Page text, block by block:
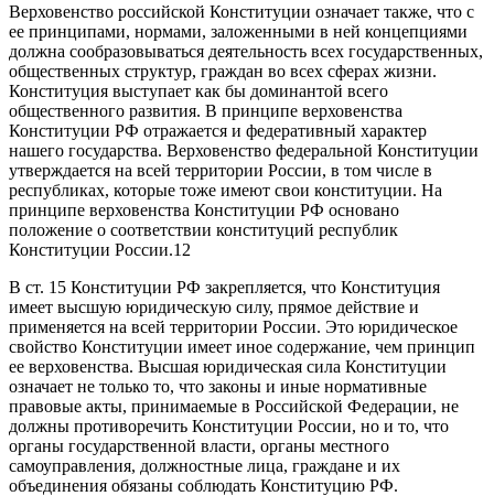
Верховенство российской Конституции означает также, что с
ее принципами, нормами, заложенными в ней концепциями
должна сообразовываться деятельность всех государственных,
общественных структур, граждан во всех сферах жизни.
Конституция выступает как бы доминантой всего
общественного развития. В принципе верховенства
Конституции РФ отражается и федеративный характер
нашего государства. Верховенство федеральной Конституции
утверждается на всей территории России, в том числе в
республиках, которые тоже имеют свои конституции. На
принципе верховенства Конституции РФ основано
положение о соответствии конституций республик
Конституции России.12
В ст. 15 Конституции РФ закрепляется, что Конституция
имеет высшую юридическую силу, прямое действие и
применяется на всей территории России. Это юридическое
свойство Конституции имеет иное содержание, чем принцип
ее верховенства. Высшая юридическая сила Конституции
означает не только то, что законы и иные нормативные
правовые акты, принимаемые в Российской Федерации, не
должны противоречить Конституции России, но и то, что
органы государственной власти, органы местного
самоуправления, должностные лица, граждане и их
объединения обязаны соблюдать Конституцию РФ.